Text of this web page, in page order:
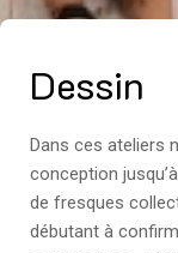
Dessin
Dans ces ateliers
conception
de fresques
débutant à